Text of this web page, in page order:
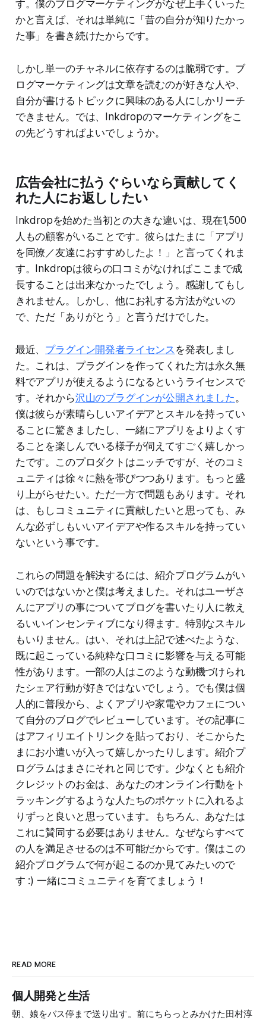
す。僕のブログマーケティングがなぜ上手くいった
かと言えば、それは単純に「昔の自分が知りたかっ
た事」を書き続けたからです。
しかし単一のチャネルに依存するのは脆弱です。ブ
ログマーケティングは文章を読むのが好きな人や、
自分が書けるトピックに興味のある人にしかリーチ
できません。では、Inkdropのマーケティングをこ
の先どうすればよいでしょうか。
広告会社に払うぐらいなら貢献してく
れた人にお返ししたい
Inkdropを始めた当初との大きな違いは、現在1,500
人もの顧客がいることです。彼らはたまに「アプリ
を同僚／友達におすすめしたよ！」と言ってくれま
す。Inkdropは彼らの口コミがなければここまで成
長することは出来なかったでしょう。感謝してもし
きれません。しかし、他にお礼する方法がないの
で、ただ「ありがとう」と言うだけでした。
最近、 プラグイン開発者ライセンス を発表しまし
た。これは、プラグインを作ってくれた方は永久無
料でアプリが使えるようになるというライセンスで
す。それから沢山のプラグインが公開されました。
僕は彼らが素晴らしいアイデアとスキルを持ってい
ることに驚きましたし、一緒にアプリをよりよくす
ることを楽しんでいる様子が伺えてすごく嬉しかっ
たです。このプロダクトはニッチですが、そのコミ
ュニティは徐々に熱を帯びつつあります。もっと盛
り上がらせたい。ただ一方で問題もあります。それ
は、もしコミュニティに貢献したいと思っても、み
んな必ずしもいいアイデアや作るスキルを持ってい
ないという事です。
これらの問題を解決するには、紹介プログラムがい
いのではないかと僕は考えました。それはユーザさ
んにアプリの事についてブログを書いたり人に教え
るいいインセンティブになり得ます。特別なスキル
もいりません。はい、それは上記で述べたような、
既に起こっている純粋な口コミに影響を与える可能
性があります。一部の人はこのような動機づけられ
たシェア行動が好きではないでしょう。でも僕は個
人的に普段から、よくアプリや家電やカフェについ
て自分のブログでレビューしています。その記事に
はアフィリエイトリンクを貼っており、そこからた
まにお小遣いが入って嬉しかったりします。紹介プ
ログラムはまさにそれと同じです。少なくとも紹介
クレジットのお金は、あなたのオンライン行動をト
ラッキングするような人たちのポケットに入れるよ
りずっと良いと思っています。もちろん、あなたは
これに賛同する必要はありません。なぜならすべて
の人を満足させるのは不可能だからです。僕はこの
紹介プログラムで何が起こるのか見てみたいので
す :) 一緒にコミュニティを育てましょう！
READ MORE
個人開発と生活
朝、娘をバス停まで送り出す。前にちらっとみかけた田村淳